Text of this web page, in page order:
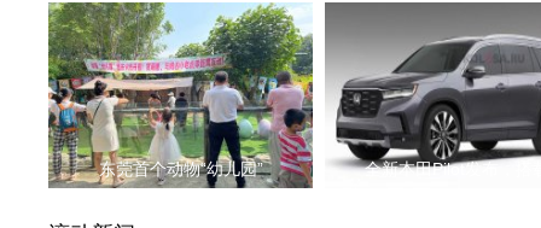
东莞首个动物“幼儿园” 全新本田Pilot发布，搭